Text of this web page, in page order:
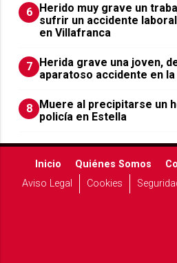
6 Herido muy grave un
sufrir un accidente
en Villafranca
7 Herida grave una joven,
aparatoso accidente en
8 Muere al precipitarse un
policía en Estella
Inicio Quiénes Somos
Aviso Legal
Cookies